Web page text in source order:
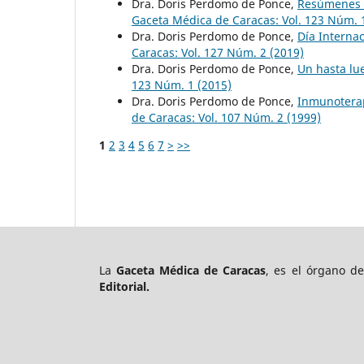
Dra. Doris Perdomo de Ponce,
Gaceta Médica de Caracas: Vol. 123 Núm.
Dra. Doris Perdomo de Ponce, Día
Caracas: Vol. 127 Núm. 2 (2019)
Dra. Doris Perdomo de Ponce, Un hasta
123 Núm. 1 (2015)
Dra. Doris Perdomo de Ponce,
de Caracas: Vol. 107 Núm. 2 (1999)
1 2 3 4 5 6 7 > >>
LaGaceta Médica de Caracas, es el órgano
Editorial.